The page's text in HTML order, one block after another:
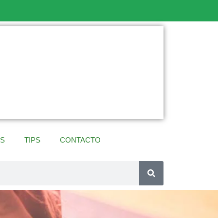
TIPS CONTACTO